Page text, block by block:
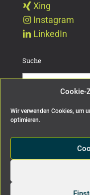
Cookie-
Wir verwenden Cookies, um
optimieren.
Xing
Instagram
LinkedIn
Suche
Impressum